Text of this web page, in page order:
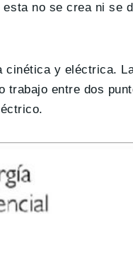
no se crea ni se
cinética y eléctrica.
trabajo entre dos